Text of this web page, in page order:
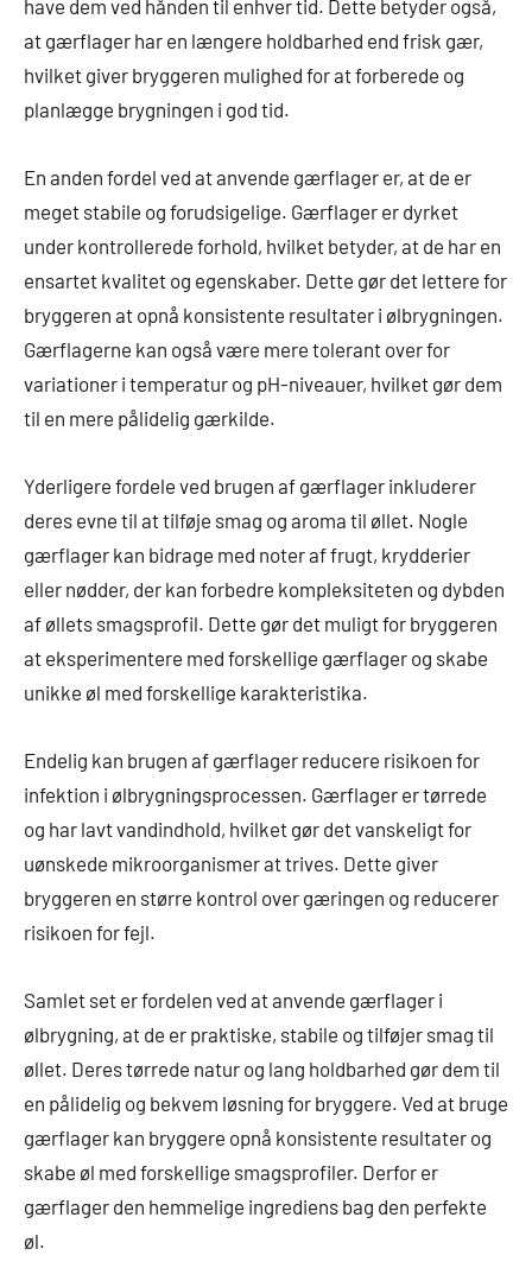
have dem ved hånden til enhver tid. Dette betyder også,
at gærflager har en længere holdbarhed end frisk gær,
hvilket giver bryggeren mulighed for at forberede og
planlægge brygningen i god tid.
En anden fordel ved at anvende gærflager er, at de er
meget stabile og forudsigelige. Gærflager er dyrket
under kontrollerede forhold, hvilket betyder, at de har en
ensartet kvalitet og egenskaber. Dette gør det lettere for
bryggeren at opnå konsistente resultater i ølbrygningen.
Gærflagerne kan også være mere tolerant over for
variationer i temperatur og pH-niveauer, hvilket gør dem
til en mere pålidelig gærkilde.
Yderligere fordele ved brugen af gærflager inkluderer
deres evne til at tilføje smag og aroma til øllet. Nogle
gærflager kan bidrage med noter af frugt, krydderier
eller nødder, der kan forbedre kompleksiteten og dybden
af øllets smagsprofil. Dette gør det muligt for bryggeren
at eksperimentere med forskellige gærflager og skabe
unikke øl med forskellige karakteristika.
Endelig kan brugen af gærflager reducere risikoen for
infektion i ølbrygningsprocessen. Gærflager er tørrede
og har lavt vandindhold, hvilket gør det vanskeligt for
uønskede mikroorganismer at trives. Dette giver
bryggeren en større kontrol over gæringen og reducerer
risikoen for fejl.
Samlet set er fordelen ved at anvende gærflager i
ølbrygning, at de er praktiske, stabile og tilføjer smag til
øllet. Deres tørrede natur og lang holdbarhed gør dem til
en pålidelig og bekvem løsning for bryggere. Ved at bruge
gærflager kan bryggere opnå konsistente resultater og
skabe øl med forskellige smagsprofiler. Derfor er
gærflager den hemmelige ingrediens bag den perfekte
øl.